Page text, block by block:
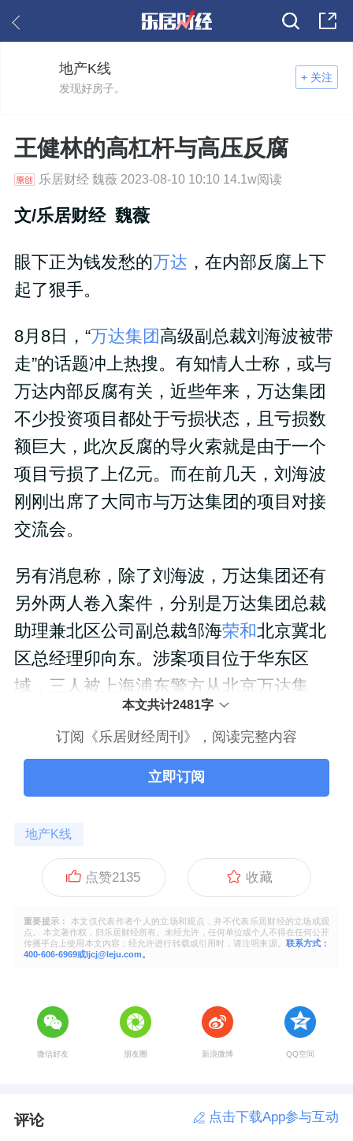
+ 关注
地产K线
发现好房子。
王健林的高杠杆与高压反腐
乐居财经 魏薇 2023-08-10 10:10 14.1w阅读
文/乐居财经 魏薇
眼下正为钱发愁的万达 ，在内部反腐上下
起了狠手。
8月8日，“万达集团 高级副总裁刘海波被带
走”的话题冲上热搜。有知情人士称，或与
万达内部反腐有关，近些年来，万达集团
不少投资项目都处于亏损状态，且亏损数
额巨大，此次反腐的导火索就是由于一个
项目亏损了上亿元。而在前几天，刘海波
刚刚出席了大同市与万达集团的项目对接
交流会。
另有消息称，除了刘海波，万达集团还有
另外两人卷入案件，分别是万达集团总裁
助理兼北区公司副总裁邹海荣和北京冀北
区总经理卯向东。涉案项目位于华东区
域，三人被上海浦东警方从北京万达集
本文共计2481字
订阅《乐居财经周刊》，阅读完整内容
立即订阅
地产K线
点赞2135 收藏
重要提示：
本文仅代表作者个人的立场和观点，并不代表乐居财经的立场或观
点。 本文著作权，归乐居财经所有。未经允许，任何单位或个人不得在任何公开
传播平台上使用本文内容；经允许进行转载或引用时，请注明来源。 联系方式：
400-606-6969或ljcj@leju.com。
微信好友 朋友圈 新浪微博 QQ空间
评论 点击下载App参与互动